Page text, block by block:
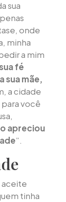
sua
onde
minha
a mim
fé
sua mãe,
a cidade
para você
apreciou
”.
aceite
tinha